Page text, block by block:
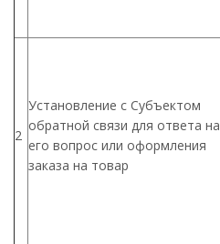
2
Установление с Субъектом
обратной связи для ответа на
его вопрос или оформления
заказа на товар